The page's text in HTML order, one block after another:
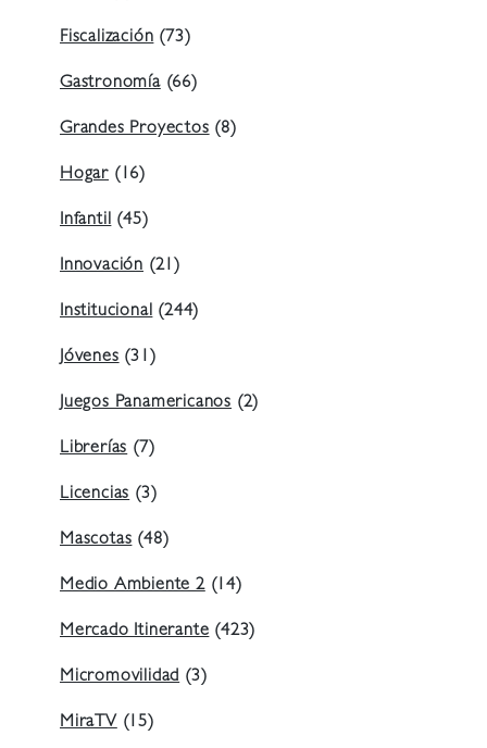
Fiscalización (73)
Gastronomía(66)
Grandes Proyectos (8)
Hogar (16)
Infantil (45)
Innovación (21)
Institucional (244)
Jóvenes (31)
Juegos Panamericanos (2)
Librerías (7)
Licencias (3)
Mascotas (48)
Medio Ambiente 2(14)
Mercado Itinerante (423)
Micromovilidad (3)
MiraTV (15)